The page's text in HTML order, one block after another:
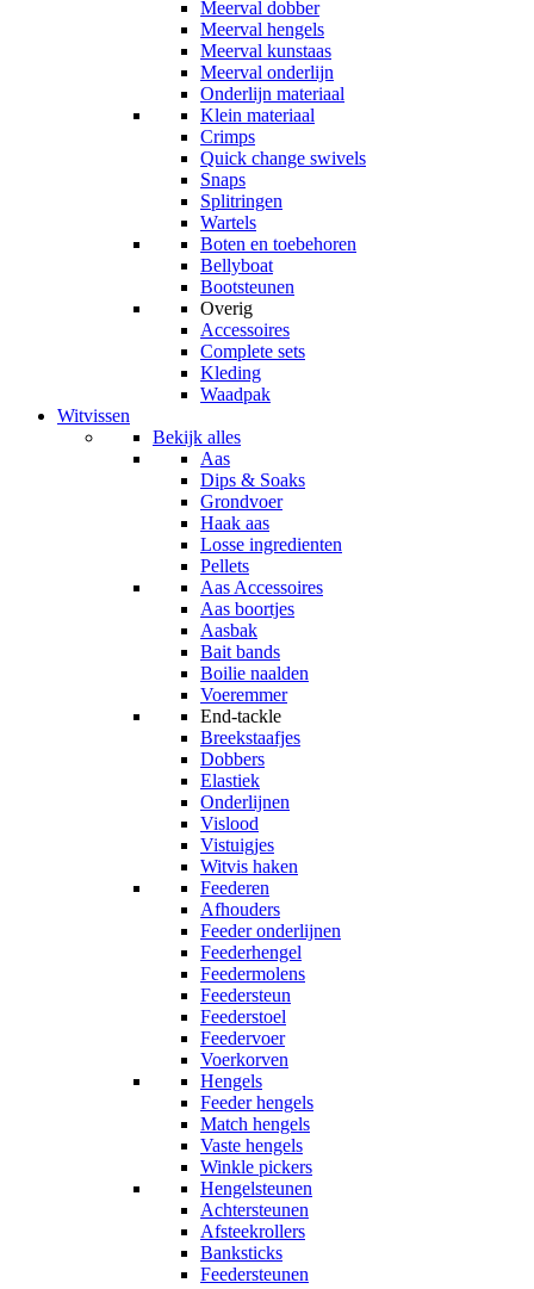
Meerval dobber
Meerval hengels
Meerval kunstaas
Meerval onderlijn
Onderlijn materiaal
Klein materiaal
Crimps
Quick change swivels
Snaps
Splitringen
Wartels
Boten en toebehoren
Bellyboat
Bootsteunen
Overig
Accessoires
Complete sets
Kleding
Waadpak
Witvissen
Bekijk alles
Aas
Dips & Soaks
Grondvoer
Haak aas
Losse ingredienten
Pellets
Aas Accessoires
Aas boortjes
Aasbak
Bait bands
Boilie naalden
Voeremmer
End-tackle
Breekstaafjes
Dobbers
Elastiek
Onderlijnen
Vislood
Vistuigjes
Witvis haken
Feederen
Afhouders
Feeder onderlijnen
Feederhengel
Feedermolens
Feedersteun
Feederstoel
Feedervoer
Voerkorven
Hengels
Feeder hengels
Match hengels
Vaste hengels
Winkle pickers
Hengelsteunen
Achtersteunen
Afsteekrollers
Banksticks
Feedersteunen